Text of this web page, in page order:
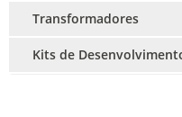
Transformadores
Kits de